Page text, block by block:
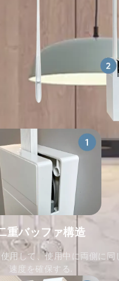
重バッファ構造
用して、使用中に両側に同
速度を確保する.